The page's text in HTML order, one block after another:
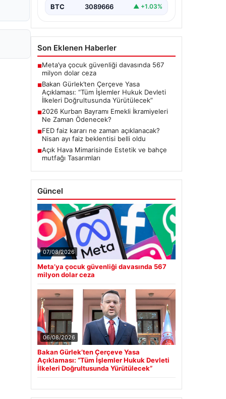
Meclis'te kabul…
BTC 3089666 ▲ +1.03%
Son Eklenen Haberler
■Meta’ya çocuk güvenliği davasında 567
milyon dolar ceza
■Bakan Gürlek’ten Çerçeve Yasa
Açıklaması: “Tüm İşlemler Hukuk Devleti
İlkeleri Doğrultusunda Yürütülecek”
■2026 Kurban Bayramı Emekli İkramiyeleri
Ne Zaman Ödenecek?
■FED faiz kararı ne zaman açıklanacak?
Nisan ayı faiz beklentisi belli oldu
■Açık Hava Mimarisinde Estetik ve bahçe
mutfağı Tasarımları
Güncel
07/08/2026
Meta’ya çocuk güvenliği davasında 567
milyon dolar ceza
06/08/2026
Bakan Gürlek’ten Çerçeve Yasa
Açıklaması: “Tüm İşlemler Hukuk Devleti
İlkeleri Doğrultusunda Yürütülecek”